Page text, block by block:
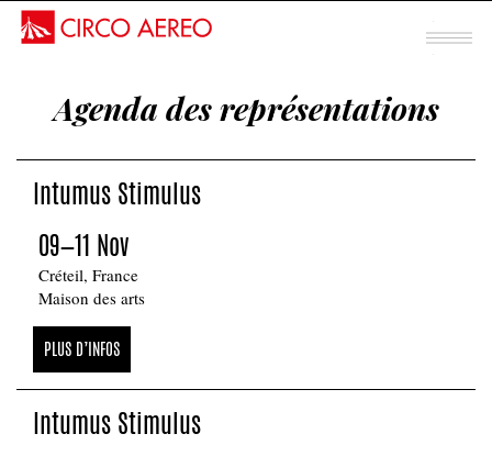
Spectacle mentalisme
Sous chapiteau
INTUMUS
Agenda des représentations
Intumus Stimulus
09—11 Nov
Créteil, France
Maison des arts
PLUS D’INFOS
Intumus Stimulus